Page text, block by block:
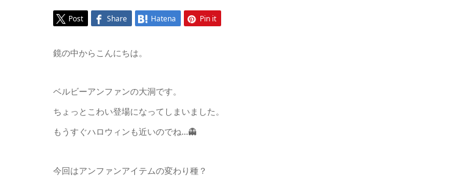
Post Share Hatena Pin it
鏡の中からこんにちは。
ベルビーアンファンの大洞です。
ちょっとこわい登場になってしまいました。
もうすぐハロウィンも近いのでね…👻
今回はアンファンアイテムの変わり種？